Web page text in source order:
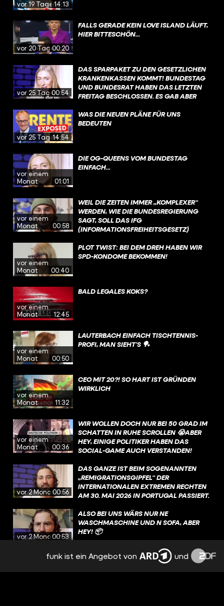
vor 19 Tagen14:13
vor 20 Tagen00:20
FALLS GERADE KEIN LOVE ISLAND LÄUFT,
HIER BITTESCHÖN...
vor 25 Tagen00:54
DAS SPARPAKET ZU DEN GESETZLICHEN
KRANKENKASSEN KOMMT! BUNDESTAG
UND BUNDESRAT HABEN DAS LETZTEN
FREITAG BESCHLOSSEN. ES GAB ABER
ÄNDERUNGEN BEI DER PSYCHOTHERAPIE
WURDEN SCHARF KRITISIERT. DIE
DAS GESETZ EIN BISSCHEN LOCKERN
SOLLEN – IM FOKUS STEHEN DA AUCH
vor 25 Tagen14:54
WAS DIE NEUEN PLÄNE FÜR UNS
BEDEUTEN
vor einem
Monat
01:01
DIE OG-QUEENS VOM BUNDESTAG
EINFACH...
vor einem
Monat
00:58
WEIL DIE ZEITEN IMMER „KOMPLEXER“
WERDEN, WIE DIE BUNDESREGIERUNG
SAGT, SOLL DAS IFG
(INFORMATIONSFREIHEITSGESETZ)
BEREICHE „KRITISCHE INFRASTRUKTUR,
SPIONAGEABWEHR,
vor einem
Monat
00:40
PLOT TWIST: BEI DEM DREH HABEN WIR
SPD-KONDOME BEKOMMEN!
vor einem
Monat
12:45
BALD LEGALES KOKS?
vor einem
Monat
00:50
LAUTERBACH EINFACH TISCHTENNIS-
PROFI, MAN SIEHT’S 🏓
vor einem
Monat
11:32
CEO MIT 20?! SO HART IST GRÜNDEN
WIRKLICH
vor einem
Monat
00:36
WIR WOLLEN DOCH NUR BEI 50 GRAD IM
SCHATTEN IN RUHE SCROLLEN 😭ABER
HEY, EINIGE POLITIKER HABEN DAS
SOCIAL-GAME AUCH VERSTANDEN!
vor 2 Monaten
00:56
DAS GANZE IST BEIM SOGENANNTEN
„REMIGRATIONSGIPFEL“ DER
INTERNATIONALEN EXTREMEN RECHTEN
AM 30. MAI 2026 IN PORTUGAL PASSIERT.
ANDEREM VON MARTIN SELLNER, EINEM
RECHTSEXTREMEN AKTIVISTEN AUS
ÖSTERREICH.
vor 2 Monaten
00:53
ALSO BEI UNS WÄRS NUR NE
WASCHMASCHINE UND N SOFA, ABER
HEY! 📦
WAS TIPPT IHR? DER BUNDESTAG IST AUF
funk ist ein Angebot von und